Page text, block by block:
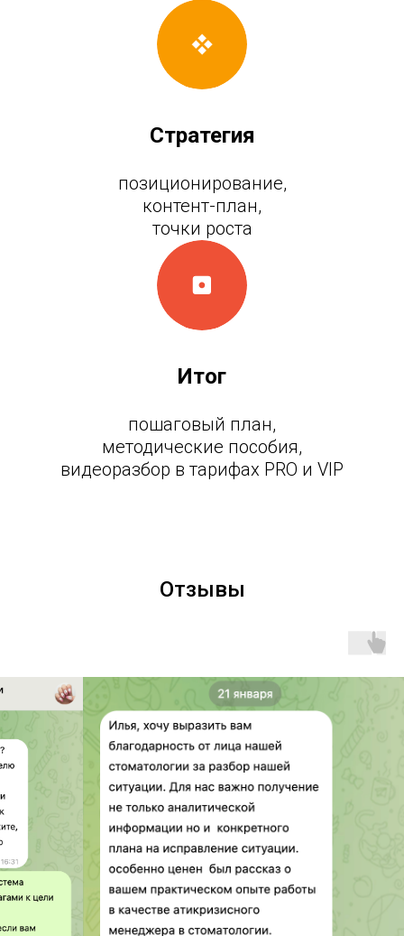
Стратегия
позиционирование,
контент-план,
точки роста
Итог
пошаговый план,
методические пособия,
видеоразбор в тарифах PRO и VIP
Отзывы